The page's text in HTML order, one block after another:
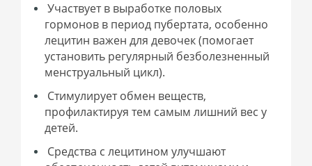
Участвует в выработке половых
гормонов в период пубертата, особенно
лецитин важен для девочек (помогает
установить регулярный безболезненный
менструальный цикл).
Стимулирует обмен веществ,
профилактируя тем самым лишний вес у
детей.
Средства с лецитином улучшают